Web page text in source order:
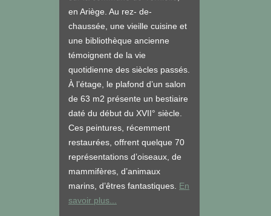
en Ariège. Au rez- de-
chaussée, une vieille cuisine et
une bibliothèque ancienne
témoignent de la vie
quotidienne des siècles passés.
À l’étage, le plafond d’un salon
de 63 m2 présente un bestiaire
daté du début du XVII° siècle.
Ces peintures, récemment
restaurées, offrent quelque 70
représentations d’oiseaux, de
mammifères, d’animaux
marins, d’êtres fantastiques. En
savoir plus...